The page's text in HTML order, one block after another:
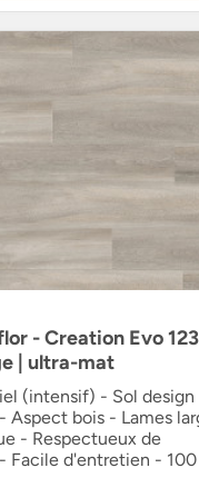
- Creation Evo
| ultra-mat
(intensif) - Sol design
bois - Lames
- Respectueux de
Facile d'entretien - 100